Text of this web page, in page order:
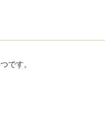
です。